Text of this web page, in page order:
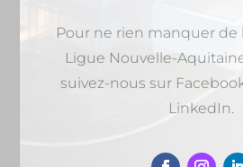
Pour ne rien manquer de
Ligue Nouvelle-
suivez-nous sur
LinkedIn.